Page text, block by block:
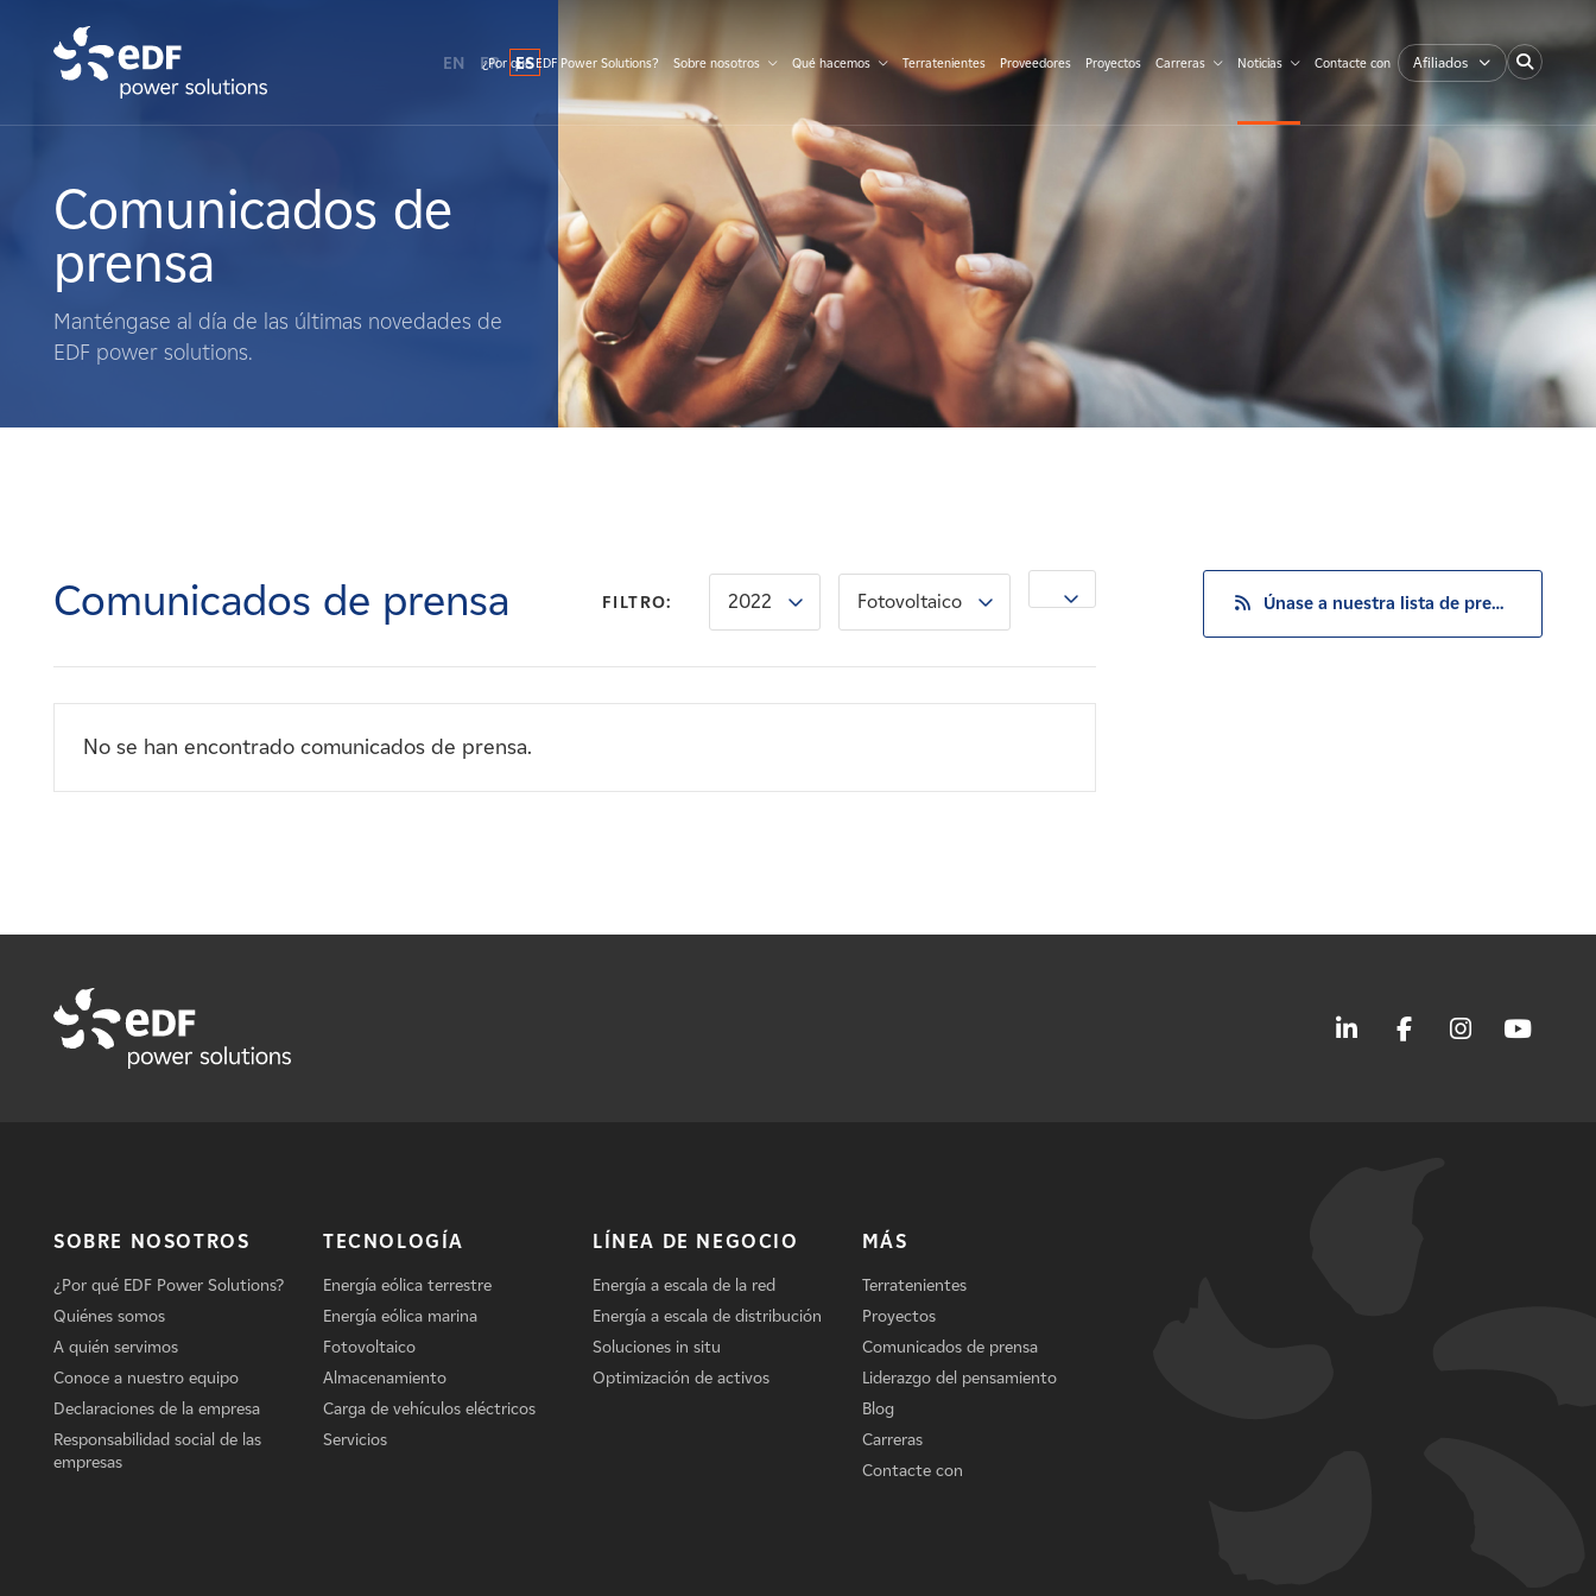
Qué hacemos
Terratenientes
Noticias
Afiliados
EN FR ES
¿Por qué EDF Power Solutions? Sobre nosotros Qué hacemos Terratenientes Proveedores Proyectos Carreras Noticias Contacte con Afiliados
Comunicados de
prensa
Manténgase al día de las últimas novedades de
EDF power solutions.
Comunicados de prensa FILTRO: 2022 Fotovoltaico
No se han encontrado comunicados de prensa.
Únase a nuestra lista de prensa
SOBRE NOSOTROS
¿Por qué EDF Power Solutions?
Quiénes somos
A quién servimos
Conoce a nuestro equipo
Declaraciones de la empresa
Responsabilidad social de las
empresas
TECNOLOGÍA
Energía eólica terrestre
Energía eólica marina
Fotovoltaico
Almacenamiento
Carga de vehículos eléctricos
Servicios
LÍNEA DE NEGOCIO
Energía a escala de la red
Energía a escala de distribución
Soluciones in situ
Optimización de activos
MÁS
Terratenientes
Proyectos
Comunicados de prensa
Liderazgo del pensamiento
Blog
Carreras
Contacte con